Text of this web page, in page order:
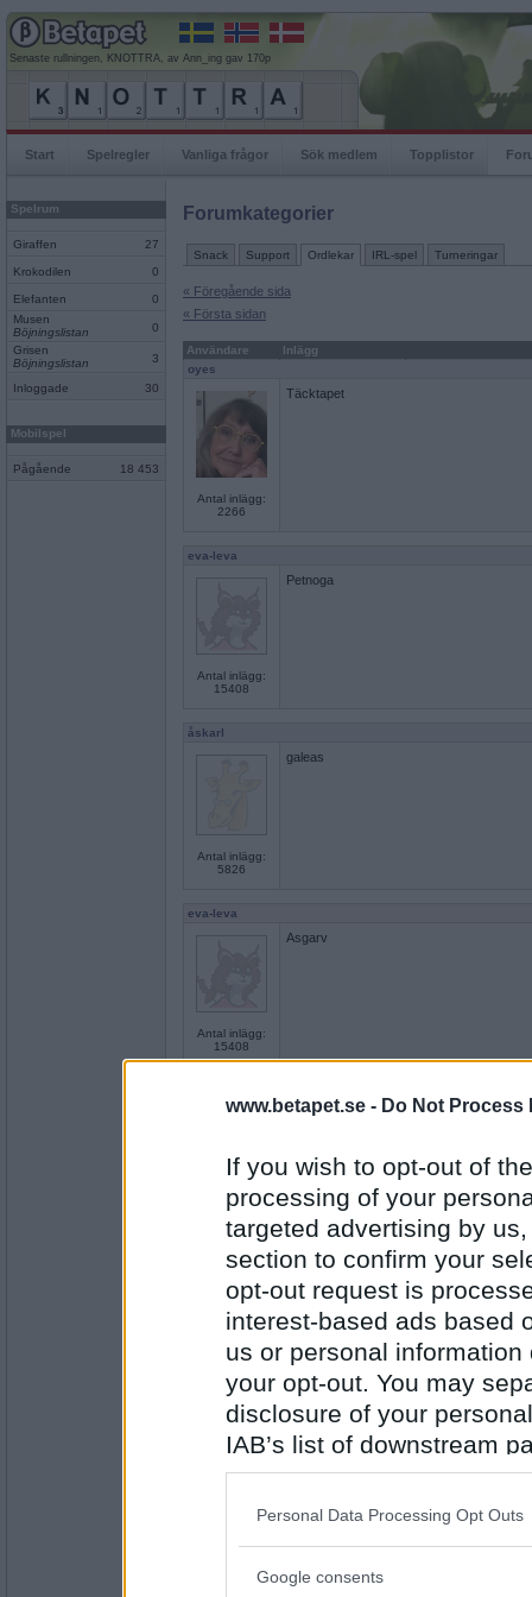
www.betapet.se - Do Not Process
If you wish to opt-out of
processing of your
targeted advertising by
section to confirm your
opt-out request is
interest-based ads based
us or personal
your opt-out. You may
disclosure of your
IAB’s list of downstream
also be disclosed by us
Downstream Participants
Please note that this
Personal Data Processing Opt Outs
Google consents
Senaste rullningen, KNOTTRA, av Ann_ing gav 170p
Start Spelregler Vanliga frågor Sök medlem Topplistor
Spelrum
Giraffen 27
Krokodilen 0
Elefanten
0
Musen
Böjningslistan
0
Grisen
Böjningslistan
3
Inloggade 30
Mobilspel
Pågående 18 453
Forumkategorier
Snack Support Ordlekar IRL-spel Turneringar
« Föregående sida
« Första sidan
Användare
Inlägg
oyes
Antal inlägg:
2266
Täcktapet
eva-leva
Antal inlägg:
15408
Petnoga
åskarl
Antal inlägg:
5826
galeas
eva-leva
Antal inlägg:
15408
Asgarv
Antal inlägg:
2080
Arvingar
Antal inlägg:
2266
Garvsyra